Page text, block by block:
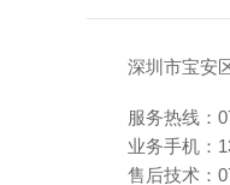
深圳市宝安
服务热线：
业务手机：
售后技术：